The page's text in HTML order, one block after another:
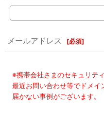
メールアドレス [必須]
※携帯会社さまのセキュリテ
最近お問い合わせ等でドメイ
届かない事例がございます。